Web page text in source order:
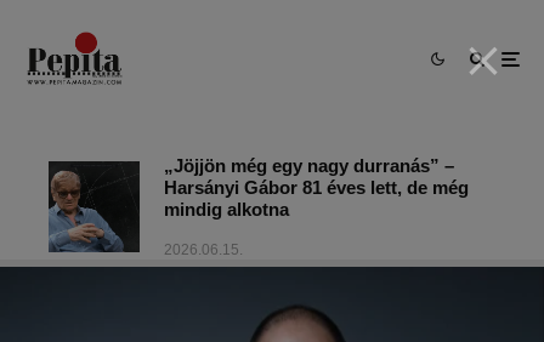
„Jöjjön még egy nagy durranás” –
Harsányi Gábor 81 éves lett, de még
mindig alkotna
2026.06.15.